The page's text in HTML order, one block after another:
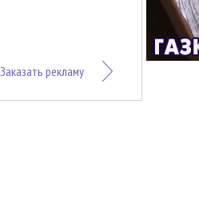
Заказать рекламу